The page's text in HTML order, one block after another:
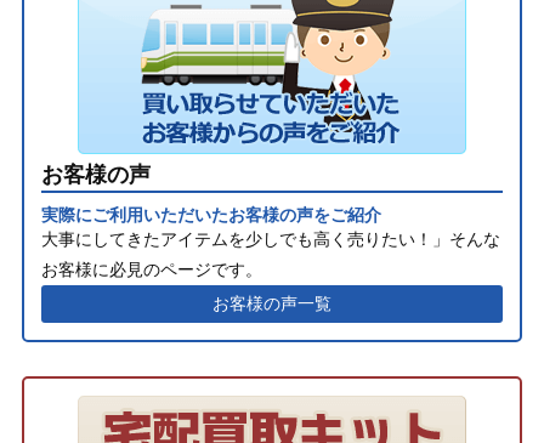
お客様の声
実際にご利用いただいたお客様の声をご紹介
大事にしてきたアイテムを少しでも高く売りたい！」そんな
お客様に必見のページです。
お客様の声一覧